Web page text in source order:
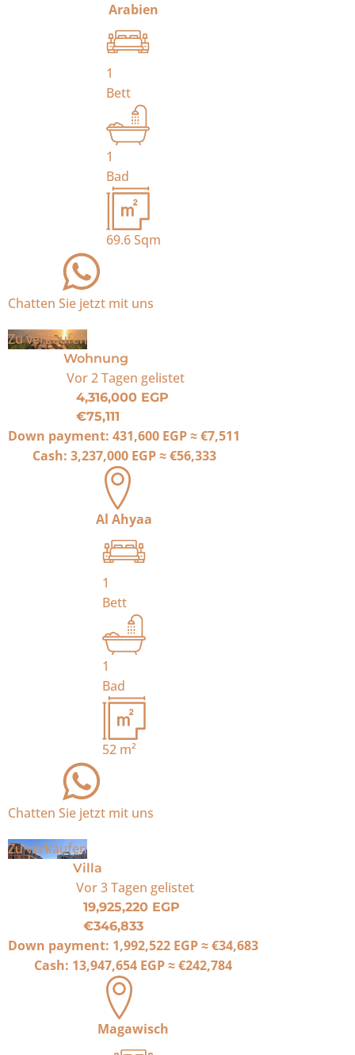
Arabien
1
Bett
1
Bad
69.6Sqm
Chatten Sie jetzt mit uns
Zu verkaufen
Wohnung
Vor 2 Tagen gelistet
4,316,000 EGP
€75,111
Down payment: 431,600 EGP≈€7,511
Cash: 3,237,000 EGP≈€56,333
Al Ahyaa
1
Bett
1
Bad
52 m²
Chatten Sie jetzt mit uns
Zu verkaufen
Villa
Vor 3 Tagen gelistet
19,925,220 EGP
€346,833
Down payment: 1,992,522 EGP≈€34,683
Cash: 13,947,654 EGP≈€242,784
Magawisch